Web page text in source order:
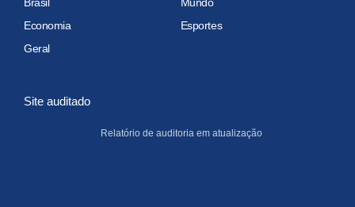
Brasil
Mundo
Economia
Esportes
Geral
Site auditado
Relatório de auditoria em atualização